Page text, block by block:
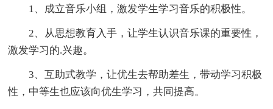
1、成立音乐小组，激发学生学习音乐的积极性。
2、从思想教育入手，让学生认识音乐课的重要性，
激发学习的.兴趣。
3、互助式教学，让优生去帮助差生，带动学习积极
性，中等生也应该向优生学习，共同提高。